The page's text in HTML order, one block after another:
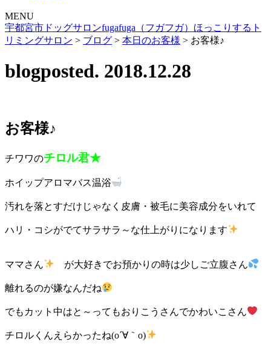
MENU
宇都宮市ドッグサロンfugafuga（フガフガ）ほっこりするト
リミングサロン > ブログ > 本日のお客様 > お客様♪
blogposted. 2018.12.28
お客様♪
チワワのチロル君★
ホイップアロマバス温浴
汚れを落とすだけじゃなく皮膚・被毛に美容成分をいれて
ハリ・コシがでてサラサラ～な仕上がりになります
ママさん が大好きでお預かりの時は少しご立腹さん
離れるのが嫌なんだね
でもカット中はと～ってもおりこうさんでかわいこさん
チロルくんえらかったね(o´∀｀o)